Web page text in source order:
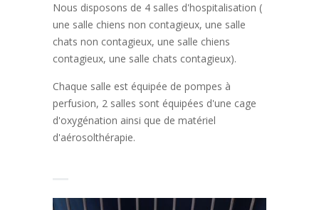
Nous disposons de 4 salles d'hospitalisation (
une salle chiens non contagieux, une salle
chats non contagieux, une salle chiens
contagieux, une salle chats contagieux).
Chaque salle est équipée de pompes à
perfusion, 2 salles sont équipées d'une cage
d'oxygénation ainsi que de matériel
d'aérosolthérapie.